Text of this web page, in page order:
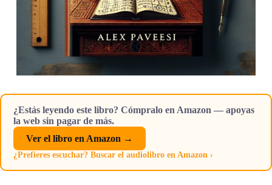
¿Estás leyendo este libro? Cómpralo en Amazon — apoyas
la web sin pagar de más.
Ver el libro en Amazon →
¿Prefieres escuchar? Buscar el audiolibro en Amazon ›